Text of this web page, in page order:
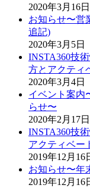
2020年3月16日
お知らせ〜営
追記)
2020年3月5日
INSTA360技
方とアクティ
2020年3月4日
イベント案内
らせ〜
2020年2月17日
INSTA360技
アクティベー
2019年12月16
お知らせ〜年
2019年12月16